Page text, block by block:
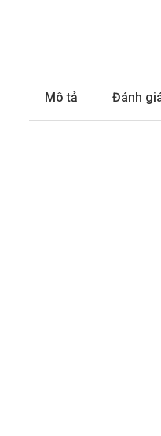
Mô tả Đánh